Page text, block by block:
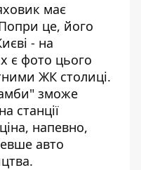
має
це, його
- на
є фото цього
ЖК столиці.
зможе
станції
напевно,
авто